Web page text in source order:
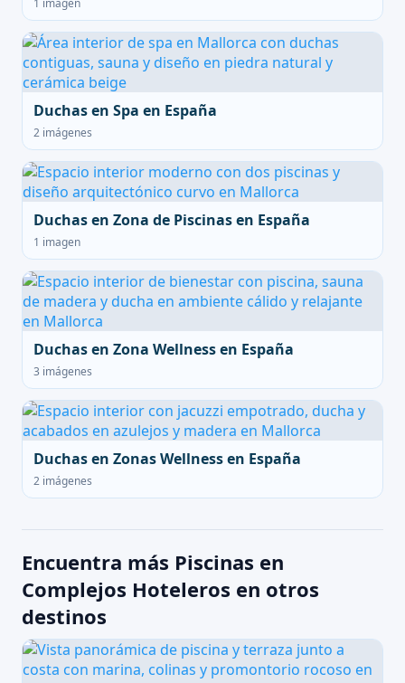
1 imagen
Duchas en Spa en España
2 imágenes
Duchas en Zona de Piscinas en España
1 imagen
Duchas en Zona Wellness en España
3 imágenes
Duchas en Zonas Wellness en España
2 imágenes
Encuentra más Piscinas en
Complejos Hoteleros en otros
destinos